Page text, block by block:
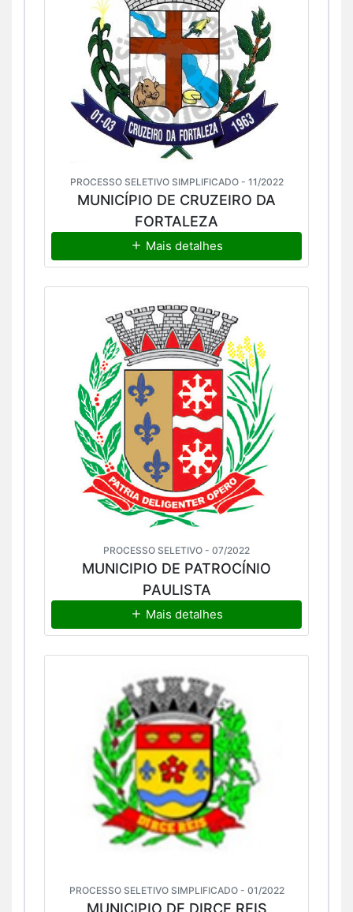
PROCESSO SELETIVO SIMPLIFICADO - 11/2022
MUNICÍPIO DE CRUZEIRO DA
FORTALEZA
Mais detalhes
PROCESSO SELETIVO - 07/2022
MUNICIPIO DE PATROCÍNIO
PAULISTA
Mais detalhes
PROCESSO SELETIVO SIMPLIFICADO - 01/2022
MUNICIPIO DE DIRCE REIS